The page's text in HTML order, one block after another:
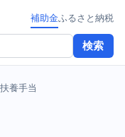
検索
補助金ふるさと納税
養手当